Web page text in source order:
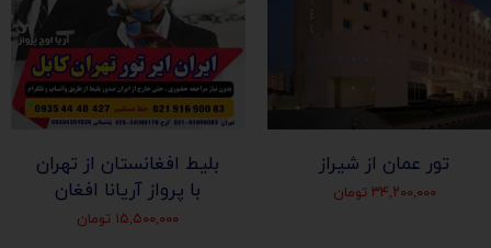
تور عمان از شیراز
۳۴,۲۰۰,۰۰۰ تومان
بلیط افغانستان از تهران
با پرواز آریانا افغان
۱۵,۵۰۰,۰۰۰ تومان